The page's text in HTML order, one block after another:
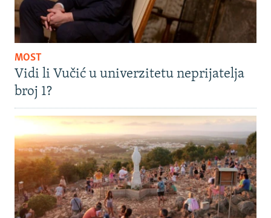
MOST
Vidi li Vučić u univerzitetu neprijatelja
broj 1?